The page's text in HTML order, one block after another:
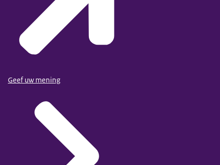
Geef uw mening